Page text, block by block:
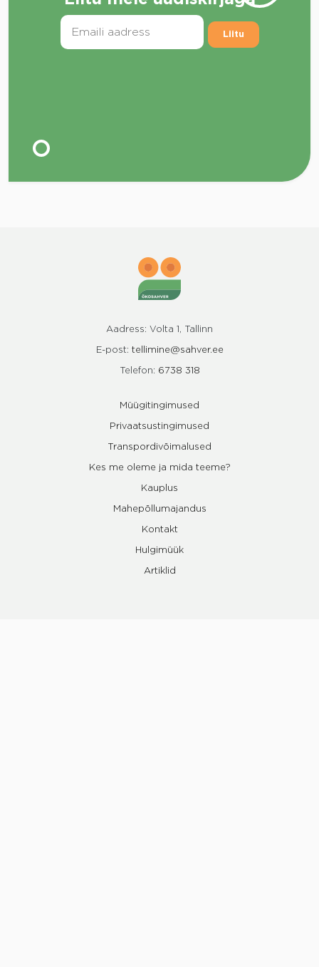
Liitu
Aadress: Volta 1, Tallinn
E-post: tellimine@sahver.ee
Telefon: 6738 318
Müügitingimused
Privaatsustingimused
Transpordivõimalused
Kes me oleme ja mida teeme?
Kauplus
Mahepõllumajandus
Kontakt
Hulgimüük
Artiklid